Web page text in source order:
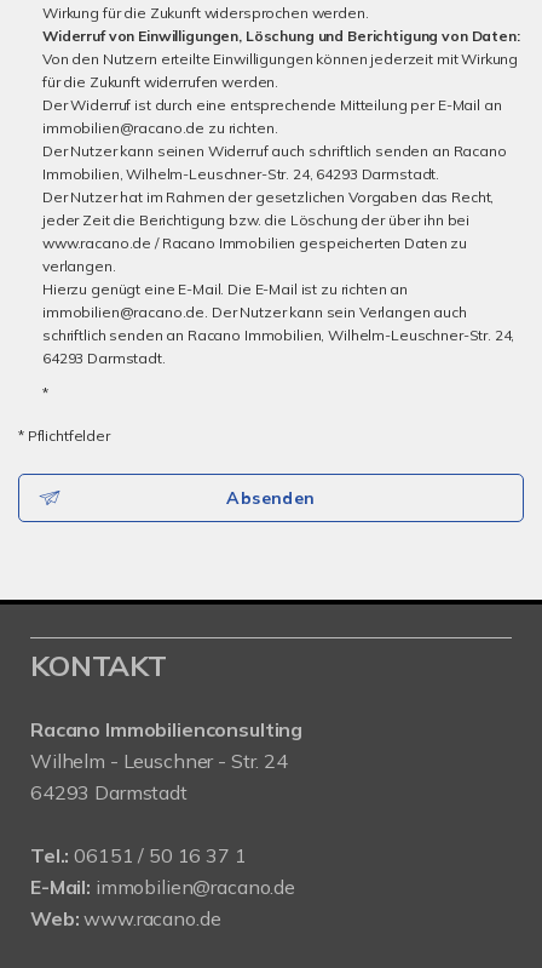
Wirkung für die Zukunft widersprochen werden.
Widerruf von Einwilligungen, Löschung und Berichtigung von Daten:
Von den Nutzern erteilte Einwilligungen können jederzeit mit Wirkung
für die Zukunft widerrufen werden.
Der Widerruf ist durch eine entsprechende Mitteilung per E-Mail an
immobilien@racano.de zu richten.
Der Nutzer kann seinen Widerruf auch schriftlich senden an Racano
Immobilien, Wilhelm-Leuschner-Str. 24, 64293 Darmstadt.
Der Nutzer hat im Rahmen der gesetzlichen Vorgaben das Recht,
jeder Zeit die Berichtigung bzw. die Löschung der über ihn bei
www.racano.de / Racano Immobilien gespeicherten Daten zu
verlangen.
Hierzu genügt eine E-Mail. Die E-Mail ist zu richten an
immobilien@racano.de. Der Nutzer kann sein Verlangen auch
schriftlich senden an Racano Immobilien, Wilhelm-Leuschner-Str. 24,
64293 Darmstadt.
*
* Pflichtfelder
Absenden
KONTAKT
Racano Immobilienconsulting
Wilhelm - Leuschner - Str. 24
64293 Darmstadt
Tel.: 06151 / 50 16 37 1
E-Mail: immobilien@racano.de
Web: www.racano.de